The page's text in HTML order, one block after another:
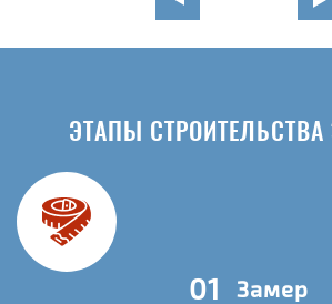
ЭТАПЫ СТРОИТЕЛЬСТВА
01 Замер